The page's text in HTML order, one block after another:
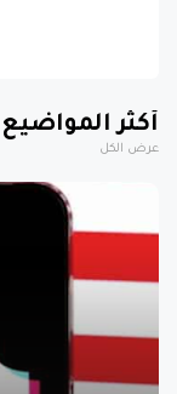
أكثر
عرض الكل